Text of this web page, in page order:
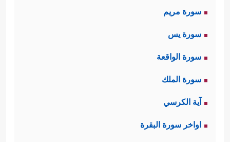
سورة مريم
سورة يس
سورة الواقعة
سورة الملك
آية الكرسي
اواخر سورة البقرة